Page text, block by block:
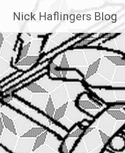
Inhalt
springen
Nick Haflingers Blog